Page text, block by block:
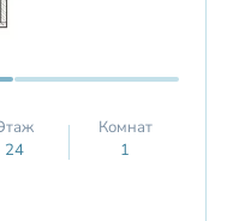
24
Комнат
1